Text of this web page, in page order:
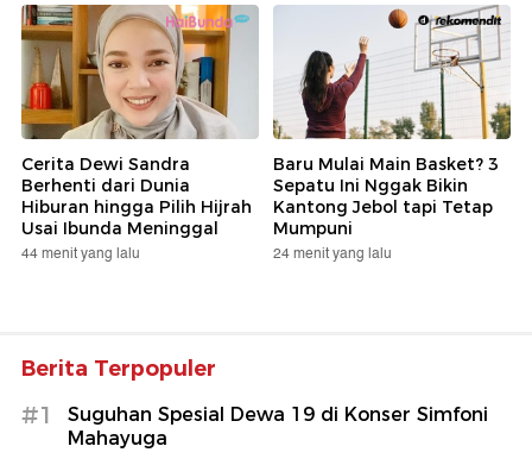
Cerita Dewi Sandra
Berhenti dari Dunia
Hiburan hingga Pilih Hijrah
Usai Ibunda Meninggal
44 menit yang lalu
Baru Mulai Main Basket? 3
Sepatu Ini Nggak Bikin
Kantong Jebol tapi Tetap
Mumpuni
24 menit yang lalu
Berita Terpopuler
#1
Suguhan Spesial Dewa 19 di Konser Simfoni
Mahayuga